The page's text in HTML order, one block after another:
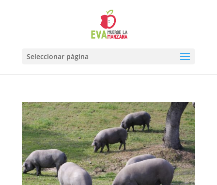
Seleccionar página